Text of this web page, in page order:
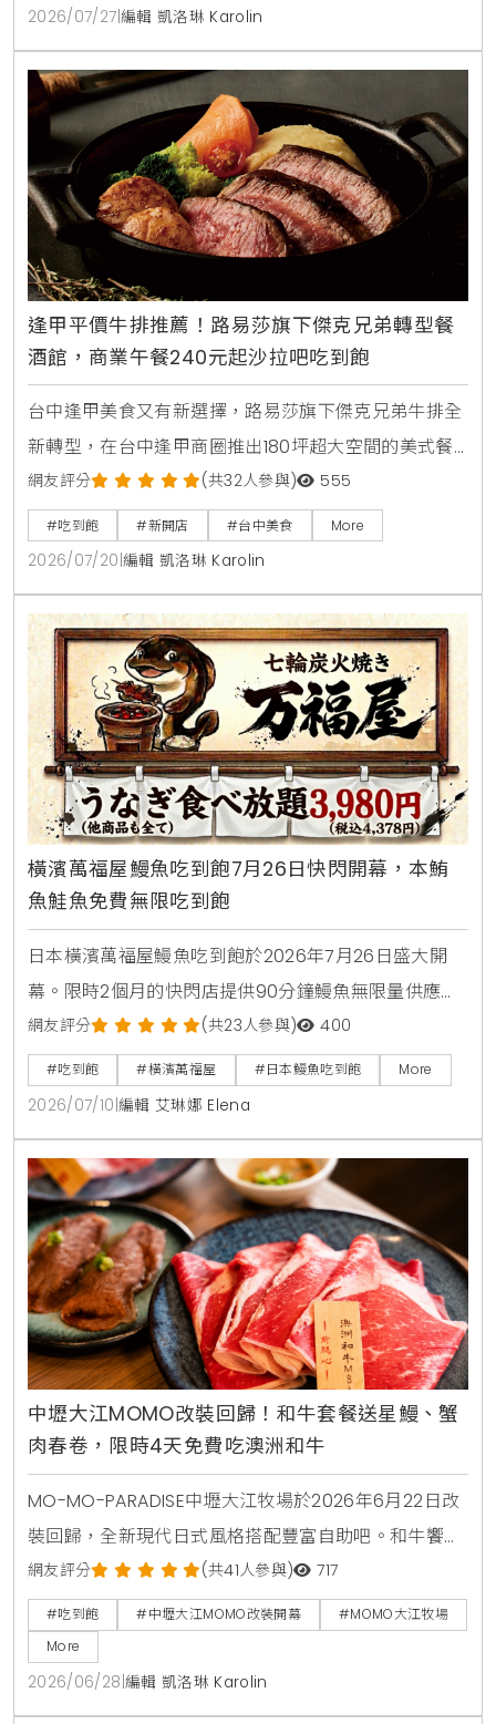
行最高可折抵1000元，是暑假聚餐首選。
2026/07/27 編輯 凱洛琳 Karolin
逢甲平價牛排推薦！路易莎旗下傑克兄弟轉型餐
酒館，商業午餐240元起沙拉吧吃到飽
台中逢甲美食又有新選擇，路易莎旗下傑克兄弟牛排全
新轉型，在台中逢甲商圈推出180坪超大空間的美式餐
酒館新店型。主打從早午餐，商業午餐到深夜餐酒全時
段供應，平日點早午餐加49元，晚上週末加99元即享
自助沙拉吧，路易莎咖啡無限續。商業午餐240元起，
更提供現烤披薩，各式烤串與超過100款世界微醺飲
品，是台中西屯朋友聚會，看球賽放鬆的寶藏餐廳。
網友評分 (共32人參與) 555
#吃到飽 #新開店 #台中美食 More
2026/07/20 編輯 凱洛琳 Karolin
橫濱萬福屋鰻魚吃到飽7月26日快閃開幕，本鮪
魚鮭魚免費無限吃到飽
日本橫濱萬福屋鰻魚吃到飽於2026年7月26日盛大開
幕。限時2個月的快閃店提供90分鐘鰻魚無限量供應，
大人費用只要3980日圓，折合台幣千元有找。店內採
用日式七輪炭火現烤風格，菜單更包含本鮪魚與鮭魚腹
肉等豐富海鮮，是今年夏天日本自由行不容錯過的超高
CP值美食選擇。
網友評分 (共23人參與) 400
#吃到飽 #橫濱萬福屋 #日本鰻魚吃到飽 More
2026/07/10 編輯 艾琳娜 Elena
中壢大江MOMO改裝回歸！和牛套餐送星鰻、蟹
肉春卷，限時4天免費吃澳洲和牛
MO-MO-PARADISE中壢大江牧場於2026年6月22日改
裝回歸，全新現代日式風格搭配豐富自助吧。和牛饗宴
套餐同步推出星鰻一本揚與蟹肉奶油春卷兩款全新一品
料理。6月22日至6月25日限時4天，每日前50名現場
排隊入場用餐者，免費送澳洲和牛肉盤一份。
網友評分 (共41人參與) 717
#吃到飽 #中壢大江MOMO改裝開幕
#MOMO大江牧場
More
2026/06/28 編輯 凱洛琳 Karolin